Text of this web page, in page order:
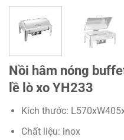
Nồi hâm nóng
lề lò xo YH233
Kích thước:
Chất liệu: inox